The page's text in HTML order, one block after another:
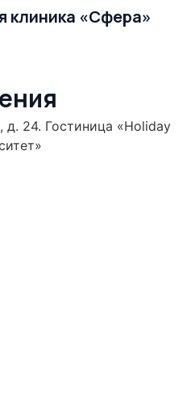
клиника «Сфера»
д. 24. Гостиница «Holiday